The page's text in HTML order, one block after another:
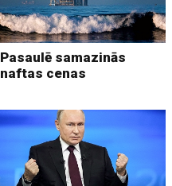
Pasaulē samazinās
naftas cenas